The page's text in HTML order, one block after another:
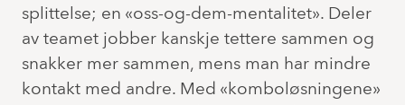
splittelse; en «oss-og-dem-mentalitet». Deler
av teamet jobber kanskje tettere sammen og
snakker mer sammen, mens man har mindre
kontakt med andre. Med «komboløsningene»